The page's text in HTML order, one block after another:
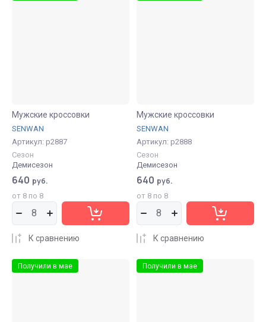
Мужские кроссовки
SENWAN
Артикул: р2887
Сезон
Демисезон
640 руб.
от 8 по 8
К сравнению
Мужские кроссовки
SENWAN
Артикул: р2888
Сезон
Демисезон
640 руб.
от 8 по 8
К сравнению
Получили в мае Получили в мае